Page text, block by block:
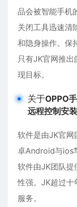
品会被智能手机
关闭工具迅速清
和隐身操作。保
只有JK官网推
现目标。
关于OPPO
远程控制安
软件是由JK官网
卓Android与ios
软件由JK团队提
性强。JK超过十
服务。